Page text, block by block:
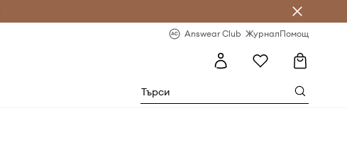
Answear Club ЖурналПомощ